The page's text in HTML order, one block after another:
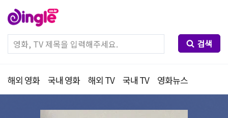
검색
해외 영화 국내 영화 해외 TV 국내 TV 영화뉴스